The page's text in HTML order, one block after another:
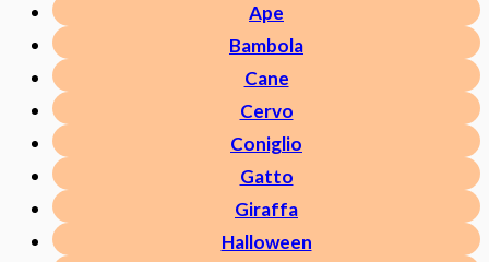
Ape
Bambola
Cane
Cervo
Coniglio
Gatto
Giraffa
Halloween